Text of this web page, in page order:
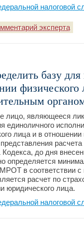
налоговой
эксперта
базу
лицо, являющееся
единоличного
лица и в
Кодекса, до дня
определяется
в соответствии с
расчет по
юридического лица.
налоговой